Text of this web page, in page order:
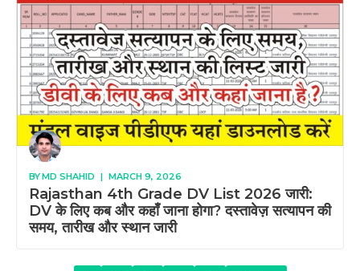
BYMD SHAHID | MARCH 9, 2026
Rajasthan 4th Grade DV List 2026 जारी:
DV के लिए कब और कहाँ जाना होगा? दस्तावेज़ सत्यापन की
समय, तारीख और स्थान जारी